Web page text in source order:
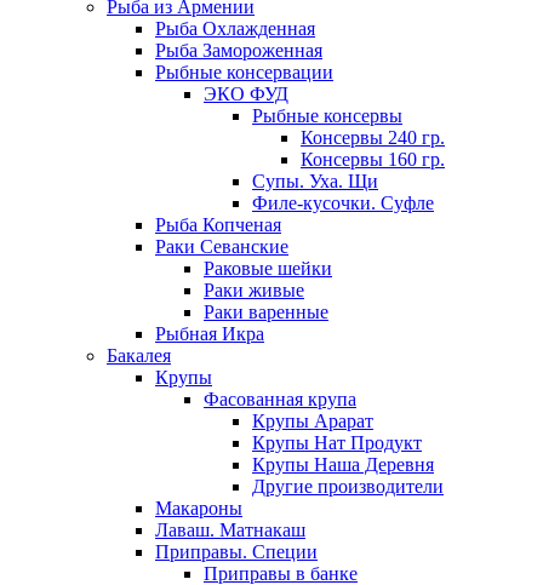
Рыба из Армении
Рыба Охлажденная
Рыба Замороженная
Рыбные консервации
ЭКО ФУД
Рыбные консервы
Консервы 240 гр.
Консервы 160 гр.
Супы. Уха. Щи
Филе-кусочки. Суфле
Рыба Копченая
Раки Севанские
Раковые шейки
Раки живые
Раки варенные
Рыбная Икра
Бакалея
Крупы
Фасованная крупа
Крупы Арарат
Крупы Нат Продукт
Крупы Наша Деревня
Другие производители
Макароны
Лаваш. Матнакаш
Приправы. Специи
Приправы в банке